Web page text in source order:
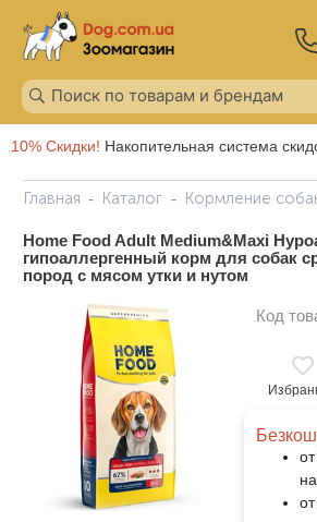
10% Скидки! Накопительная система
Главная Каталог Кормление
Home Food Adult Medium&Maxi
гипоаллергенный корм для собак
пород с мясом утки и нутом
Код